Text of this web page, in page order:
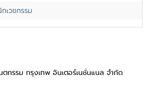
เวชกรรม
กรรม กรุงเทพ อินเตอร์เนชั่นแนล จำกัด